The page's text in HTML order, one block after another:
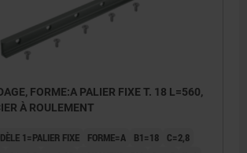
FORME:A PALIER FIXE T. 18 L=560,
À ROULEMENT
1=PALIER FIXE FORME=A B1=18
C=2,8